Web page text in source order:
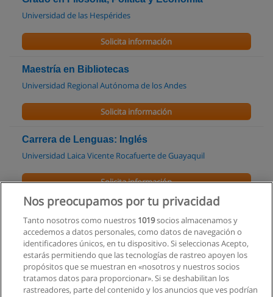
Universidad de las Hespérides
Solicita información
Maestría en Bibliotecas
Universidad Regional Autónoma de los Andes
Solicita información
Carrera de Lenguas: Inglés
Universidad Laica Vicente Rocafuerte de Guayaquil
Solicita información
Curso de Antropología Empresarial
Mundo Set
Solicita información
Curso de Identidad Politica
Nos preocupamos por tu privacidad
Tanto nosotros como nuestros 1019socios almacenamos y
accedemos a datos personales, como datos de navegación o
identificadores únicos, en tu dispositivo. Si seleccionas Acepto,
estarás permitiendo que las tecnologías de rastreo apoyen los
propósitos que se muestran en «nosotros y nuestros socios
tratamos datos para proporcionar». Si se deshabilitan los
rastreadores, parte del contenido y los anuncios que ves podrían